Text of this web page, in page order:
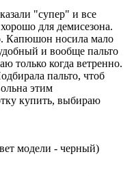
"супер" и все
для демисезона.
Капюшон носила мало
и вообще пальто
только когда ветренно.
пальто, чтоб
этим
купить, выбираю
модели - черный)